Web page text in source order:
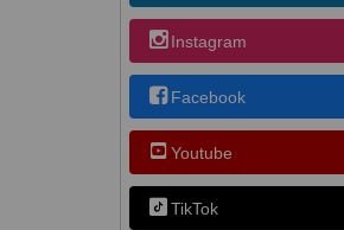
Instagram
Facebook
Youtube
TikTok